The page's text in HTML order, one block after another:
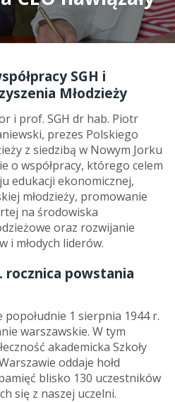
SGH i
Młodzieży
i prof. SGH dr hab. Piotr
prezes Polskiego
z siedzibą w Nowym Jorku
o współpracy, którego celem
edukacji ekonomicznej,
młodzieży, promowanie
na środowiska
oraz rozwijanie
i młodych liderów.
rocznica powstania
1 sierpnia 1944 r.
warszawskie. W tym
akademicka Szkoły
oddaje hołd
blisko 130 uczestników
się z naszej uczelni.